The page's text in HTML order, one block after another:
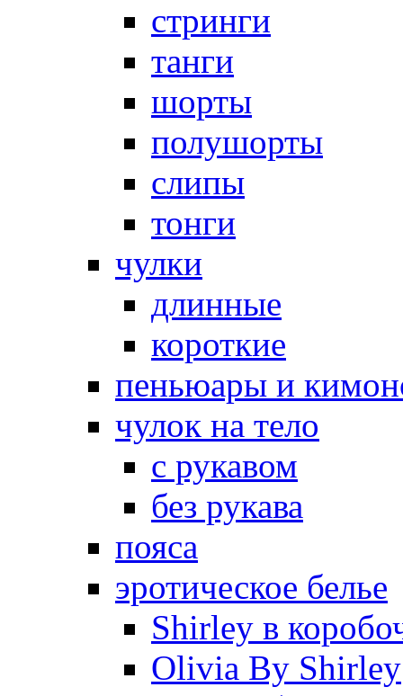
стринги
танги
шорты
полушорты
слипы
тонги
чулки
длинные
короткие
пеньюары и
чулок на тело
с рукавом
без рукава
пояса
эротическое белье
Shirley в
Olivia By Shirley